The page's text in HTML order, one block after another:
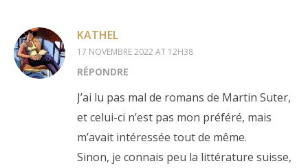
KATHEL
17 NOVEMBRE 2022 AT 12H38
RÉPONDRE
J’ai lu pas mal de romans de Martin Suter,
et celui-ci n’est pas mon préféré, mais
m’avait intéressée tout de même.
Sinon, je connais peu la littérature suisse,